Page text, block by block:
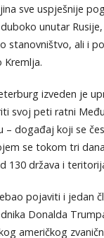
sve uspješnije
unutar
stanovništvo, ali i
Kremlja.
izveden je
svoj peti ratni
događaj koji se
se tokom tri
130 država i
pojaviti i jedan
Donalda
američkog